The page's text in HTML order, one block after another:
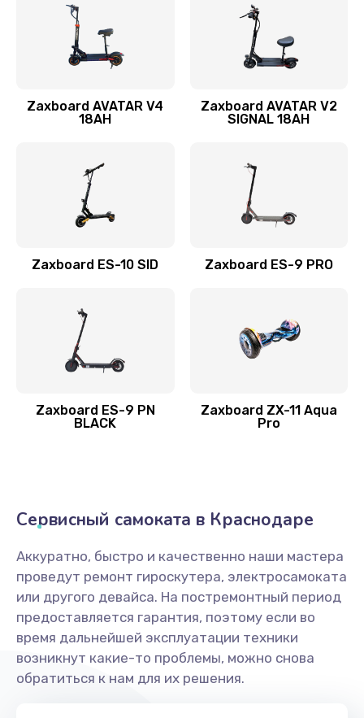
Zaxboard AVATAR V4
18AH
Zaxboard AVATAR V2
SIGNAL 18AH
Zaxboard ES-10 SID Zaxboard ES-9 PRO
Zaxboard ES-9 PN
BLACK
Zaxboard ZX-11 Aqua
Pro
Сервисный самоката в Краснодаре
Аккуратно, быстро и качественно наши мастера
проведут ремонт гироскутера, электросамоката
или другого девайса. На постремонтный период
предоставляется гарантия, поэтому если во
время дальнейшей эксплуатации техники
возникнут какие-то проблемы, можно снова
обратиться к нам для их решения.